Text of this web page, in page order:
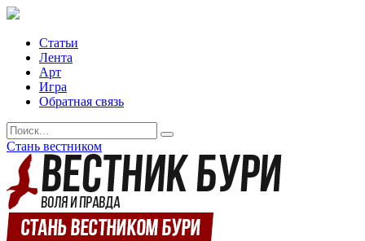
Статьи
Лента
Арт
Игра
Обратная связь
Стань вестником